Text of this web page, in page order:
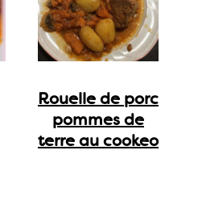
Rouelle de porc
pommes de
terre au cookeo